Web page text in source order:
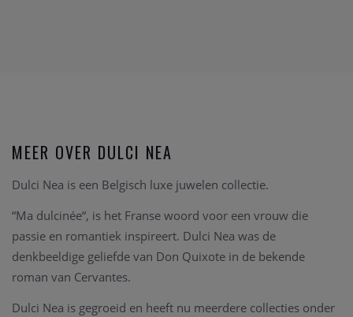
MEER OVER DULCI NEA
Dulci Nea is een Belgisch luxe juwelen collectie.
“Ma dulcinée“, is het Franse woord voor een vrouw die
passie en romantiek inspireert. Dulci Nea was de
denkbeeldige geliefde van Don Quixote in de bekende
roman van Cervantes.
Dulci Nea is gegroeid en heeft nu meerdere collecties onder